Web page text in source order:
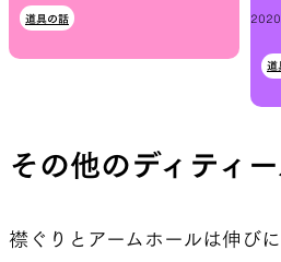
道具の話
道
その他のディティ
襟ぐりとアームホールは伸び